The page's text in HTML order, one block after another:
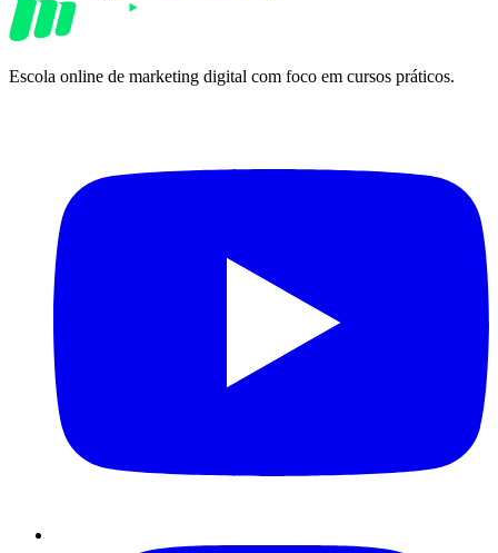
Escola online de marketing digital com foco em cursos práticos.